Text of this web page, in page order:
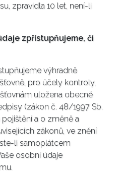
zpravidla 10 let, není-li
zpřístupňujeme, či
výhradně
pro účely kontroly,
uložena obecně
(zákon č. 48/1997 Sb.
a o změně a
zákonů, ve znění
li samoplátcem
osobní údaje